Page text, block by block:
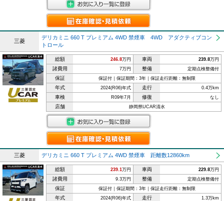
三菱
デリカミニ 660 T プレミアム 4WD 禁煙車 4WD アダクティブコン
トロール
総額 246.8万円 車両 239.8万円
諸費用 7万円 整備 定期点検整備付
保証 保証付｜保証期間：3年｜保証走行距離：無制限
年式 2024(R06)年式 走行 0.4万km
車検 R09年7月 修復 なし
店舗 静岡県UCAR清水
三菱 デリカミニ 660 T プレミアム 4WD 禁煙車 距離数12860km
総額 239.1万円 車両 229.8万円
諸費用 9.3万円 整備 定期点検整備付
保証 保証付｜保証期間：3年｜保証走行距離：無制限
年式 2024(R06)年式 走行 1.3万km